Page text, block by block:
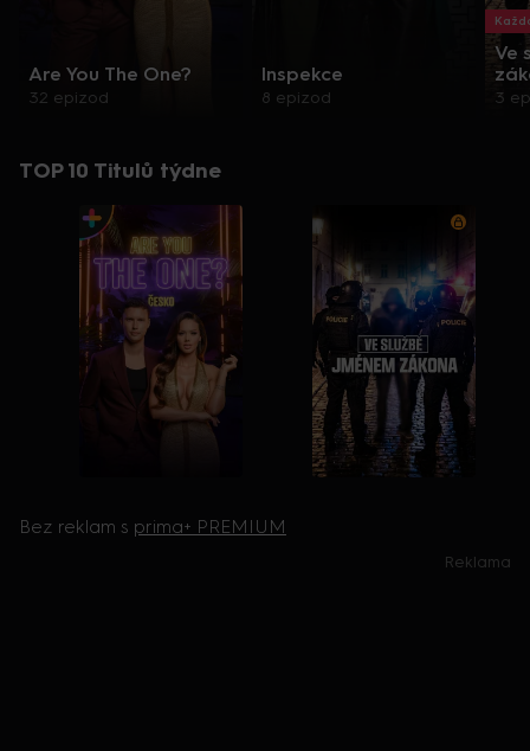
Are You The One?
32 epizod
Inspekce
8 epizod
Ve
3
TOP 10 Titulů týdne
Bez reklam s prima+ PREMIUM
Reklama